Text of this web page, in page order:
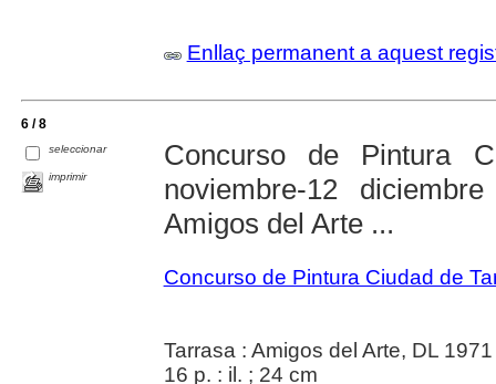
Enllaç permanent a aquest
6 / 8
seleccionar
imprimir
Concurso de Pintura
noviembre-12
Amigos del Arte ...
Concurso de Pintura Ciudad de
Tarrasa : Amigos del Arte, DL 1971
16 p. : il. ; 24 cm